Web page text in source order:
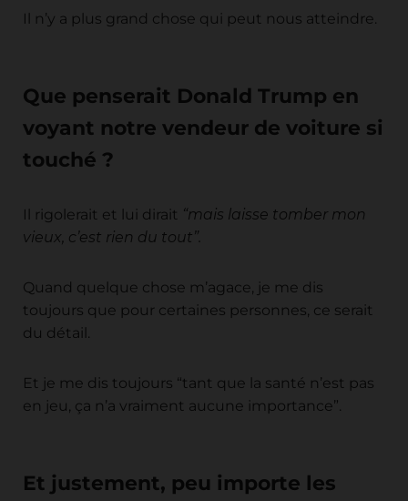
Il n’y a plus grand chose qui peut nous atteindre.
Que penserait Donald Trump en
voyant notre vendeur de voiture si
touché ?
Il rigolerait et lui dirait “mais laisse tomber mon
vieux, c’est rien du tout”.
Quand quelque chose m’agace, je me dis
toujours que pour certaines personnes, ce serait
du détail.
Et je me dis toujours “tant que la santé n’est pas
en jeu, ça n’a vraiment aucune importance”.
Et justement, peu importe les